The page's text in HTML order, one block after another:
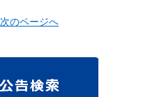
次のページへ